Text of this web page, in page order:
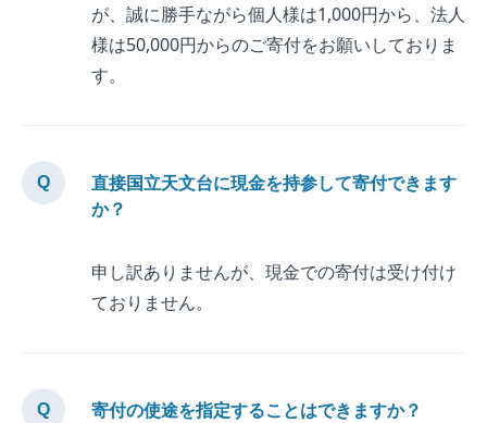
が、誠に勝手ながら個人様は1,000円から、法人
様は50,000円からのご寄付をお願いしておりま
す。
直接国立天文台に現金を持参して寄付できます
か？
申し訳ありませんが、現金での寄付は受け付け
ておりません。
寄付の使途を指定することはできますか？